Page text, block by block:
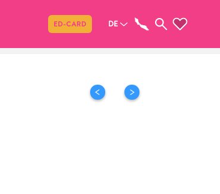
ED-CARD DE Teilen